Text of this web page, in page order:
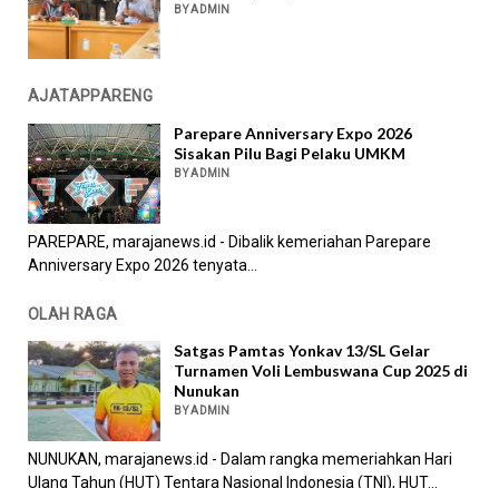
BY ADMIN
AJATAPPARENG
Parepare Anniversary Expo 2026
Sisakan Pilu Bagi Pelaku UMKM
BY ADMIN
PAREPARE, marajanews.id - Dibalik kemeriahan Parepare
Anniversary Expo 2026 tenyata...
OLAH RAGA
Satgas Pamtas Yonkav 13/SL Gelar
Turnamen Voli Lembuswana Cup 2025 di
Nunukan
BY ADMIN
NUNUKAN, marajanews.id - Dalam rangka memeriahkan Hari
Ulang Tahun (HUT) Tentara Nasional Indonesia (TNI), HUT...